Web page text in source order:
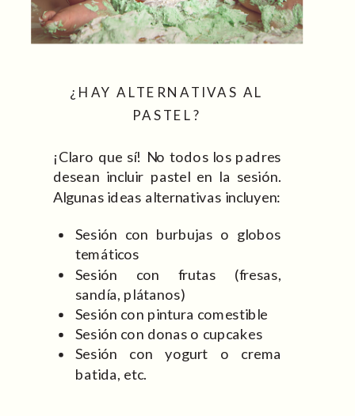
¿HAY ALTERNATIVAS AL
PASTEL?
¡Claro que sí! No todos los padres
desean incluir pastel en la sesión.
Algunas ideas alternativas incluyen:
Sesión con burbujas o globos
temáticos
Sesión con frutas (fresas,
sandía, plátanos)
Sesión con pintura comestible
Sesión con donas o cupcakes
Sesión con yogurt o crema
batida, etc.